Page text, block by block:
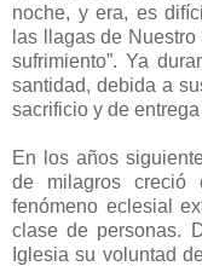
noche, y era, es
las llagas de
sufrimiento”. Ya
santidad, debida a
sacrificio y de
En los años
de milagros creció
fenómeno eclesial
clase de personas.
Iglesia su voluntad